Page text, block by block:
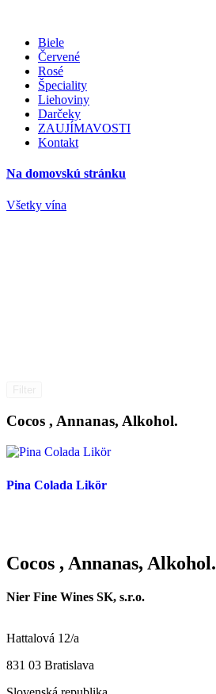
Biele
Červené
Rosé
Špeciality
Liehoviny
Darčeky
ZAUJÍMAVOSTI
Kontakt
Na domovskú stránku
Všetky vína
Cocos , Annanas, Alkohol.
Pina Colada Likör
Cocos , Annanas, Alkohol.
Nier Fine Wines SK, s.r.o.
Hattalová 12/a
831 03 Bratislava